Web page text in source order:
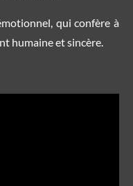
qui confère à
humaine et sincère.